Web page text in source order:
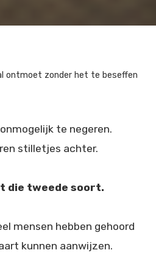
ontmoet zonder het te beseffen
te negeren.
stilletjes achter.
die tweede soort.
mensen hebben gehoord
kunnen aanwijzen.